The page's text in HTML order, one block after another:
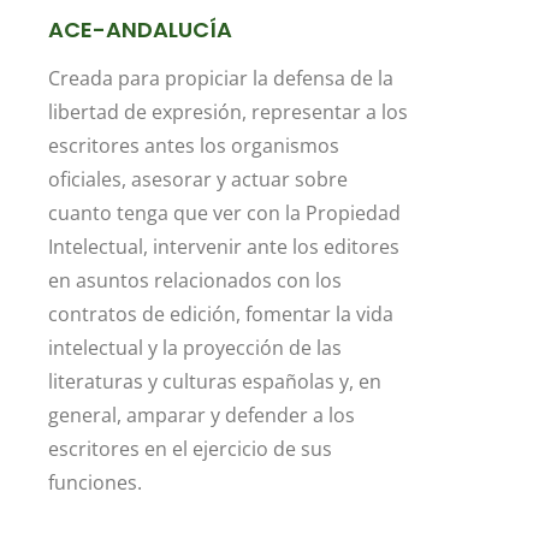
ACE-ANDALUCÍA
Creada para propiciar la defensa de la
libertad de expresión, representar a los
escritores antes los organismos
oficiales, asesorar y actuar sobre
cuanto tenga que ver con la Propiedad
Intelectual, intervenir ante los editores
en asuntos relacionados con los
contratos de edición, fomentar la vida
intelectual y la proyección de las
literaturas y culturas españolas y, en
general, amparar y defender a los
escritores en el ejercicio de sus
funciones.